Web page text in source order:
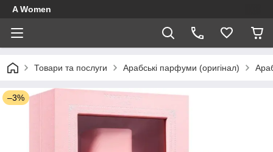
A Women
Товари та послуги Арабські парфуми (оригінал)
–3%